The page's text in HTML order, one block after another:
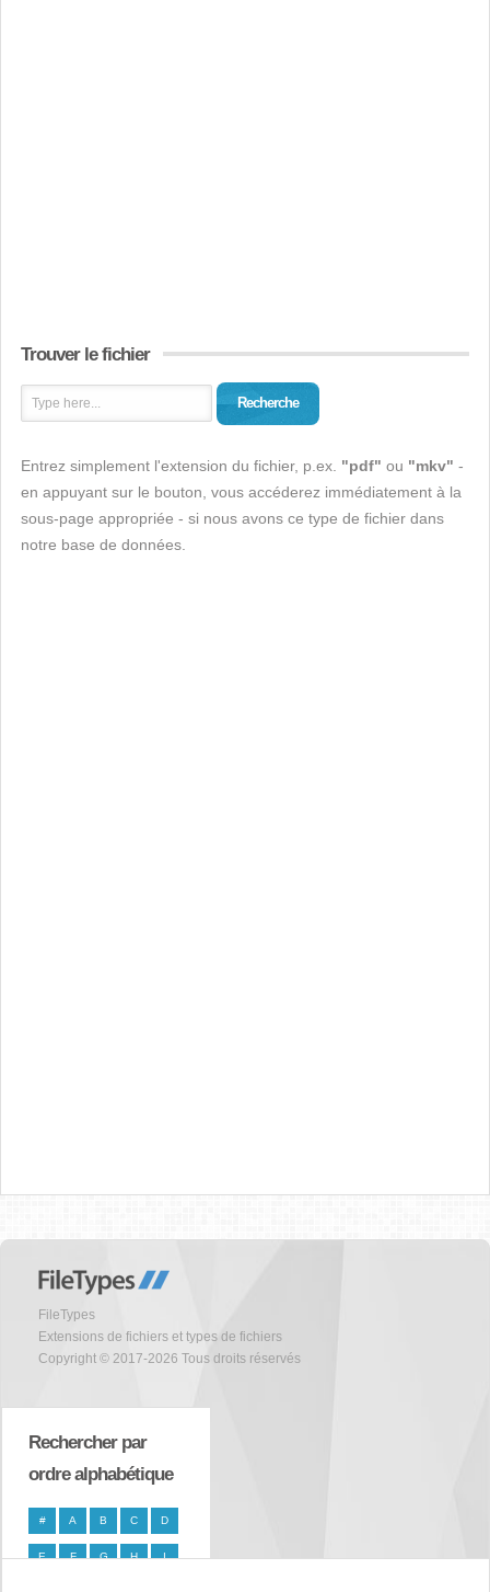
Trouver le fichier
Recherche
Entrez simplement l'extension du fichier, p.ex. "pdf" ou "mkv" -
en appuyant sur le bouton, vous accéderez immédiatement à la
sous-page appropriée - si nous avons ce type de fichier dans
notre base de données.
FileTypes
Extensions de fichiers et types de fichiers
Copyright © 2017-2026 Tous droits réservés
Rechercher par
ordre alphabétique
# A B C D
E F G H I